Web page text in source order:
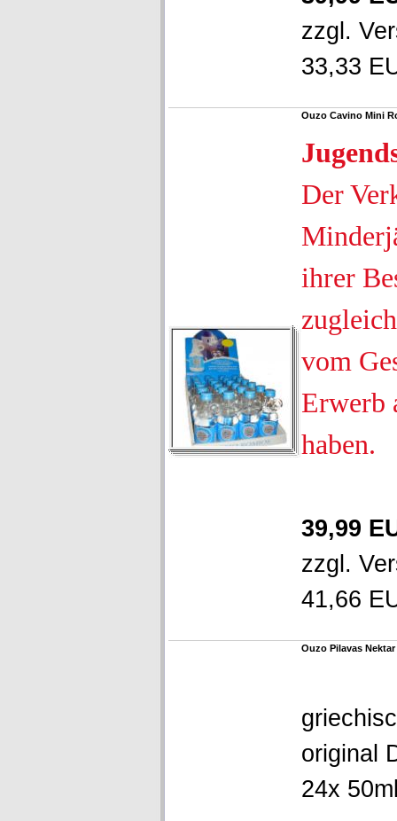
zzgl.
33,33
Ouzo Cavino Mini
Der
ihrer
vom
Erwerb
haben.
39,99
zzgl.
41,66
Ouzo Pilavas
original
24x